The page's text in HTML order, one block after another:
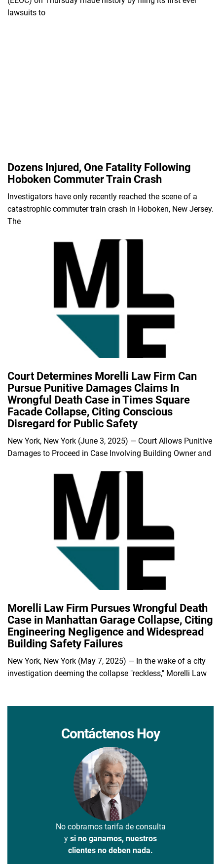
lawsuits to
Dozens Injured, One Fatality Following
Hoboken Commuter Train Crash
Investigators have only recently reached the scene of a
catastrophic commuter train crash in Hoboken, New Jersey.
The
Court Determines Morelli Law Firm Can
Pursue Punitive Damages Claims In
Wrongful Death Case in Times Square
Facade Collapse, Citing Conscious
Disregard for Public Safety
New York, New York (June 3, 2025) — Court Allows Punitive
Damages to Proceed in Case Involving Building Owner and
Morelli Law Firm Pursues Wrongful Death
Case in Manhattan Garage Collapse, Citing
Engineering Negligence and Widespread
Building Safety Failures
New York, New York (May 7, 2025) — In the wake of a city
investigation deeming the collapse "reckless," Morelli Law
Contáctenos Hoy
No cobramos tarifa de consulta
y si no ganamos, nuestros
clientes no deben nada.